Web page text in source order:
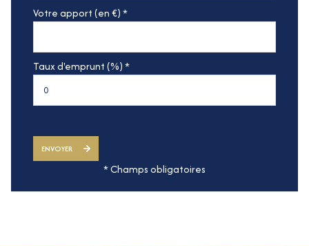
Votre apport (en €) *
Taux d'emprunt (%) *
ENVOYER
* Champs obligatoires